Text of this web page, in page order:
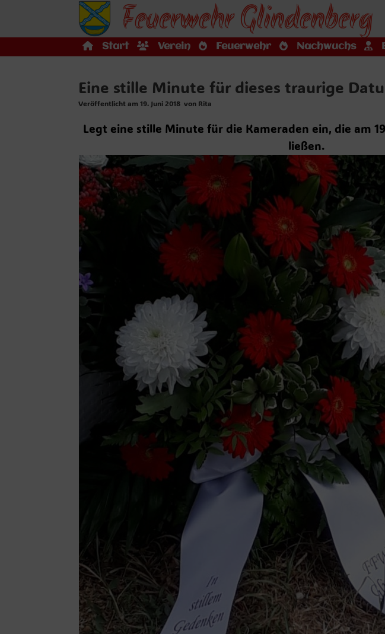
Feuerwehr Glindenberg
Start Verein Feuerwehr Nachwuchs
Eine stille Minute für dieses traurige
Veröffentlicht am 19. Juni 2018 von Rita
Legt eine stille Minute für die Kameraden ein, die am
ließen.